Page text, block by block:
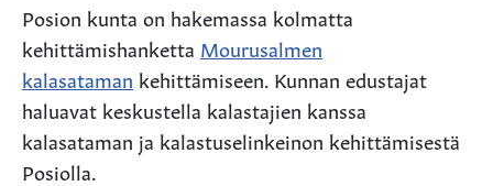
Posion kunta on hakemassa kolmatta
kehittämishanketta Mourusalmen
kalasataman kehittämiseen. Kunnan edustajat
haluavat keskustella kalastajien kanssa
kalasataman ja kalastuselinkeinon kehittämisestä
Posiolla.